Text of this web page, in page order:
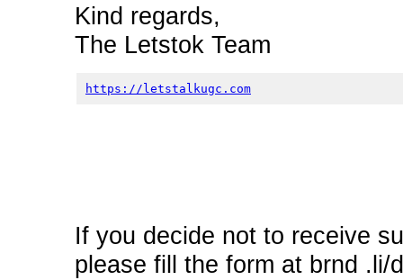
Kind regards,
The Letstok Team
https://letstalkugc.com
If you decide not to receive
please fill the form at brnd .li/